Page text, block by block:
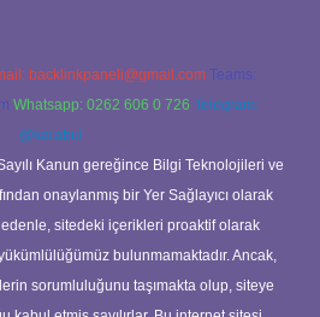
backlinkpaneli@gmail.com Teams:
Whatsapp: 0262 606 0 726 Telegram:
@karabul
Kanun gereğince Bilgi Teknolojileri ve
onaylanmış bir Yer Sağlayıcı olarak
sitedeki içerikleri proaktif olarak
bulunmamaktadır. Ancak,
sorumluluğunu taşımakta olup, siteye